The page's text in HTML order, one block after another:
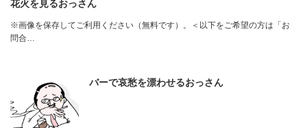
花火を見るおっさん
※画像を保存してご利用ください（無料です）。＜以下をご希望の方は「お
問合…
バーで哀愁を漂わせるおっさん